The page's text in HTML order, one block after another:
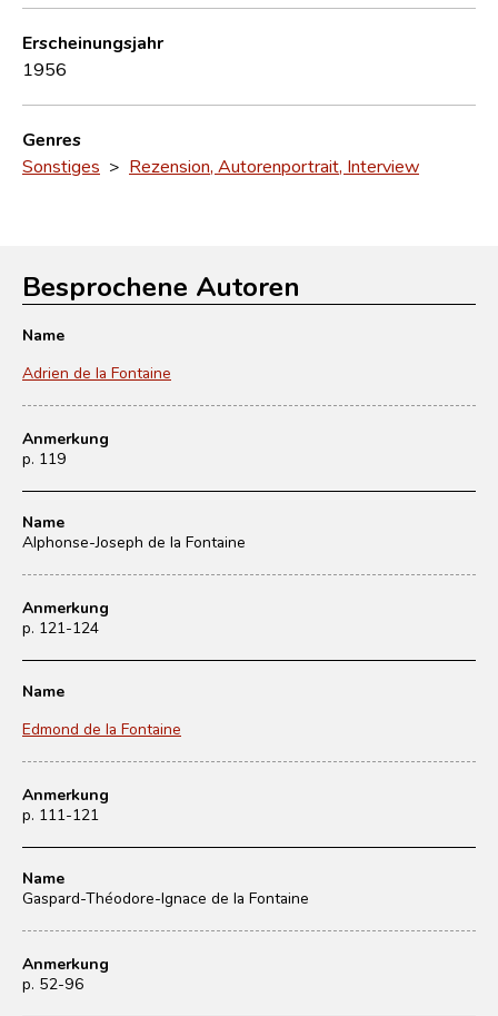
Erscheinungsjahr
1956
Genres
Sonstiges > Rezension, Autorenportrait, Interview
Besprochene Autoren
Name
Adrien de la Fontaine
Anmerkung
p. 119
Name
Alphonse-Joseph de la Fontaine
Anmerkung
p. 121-124
Name
Edmond de la Fontaine
Anmerkung
p. 111-121
Name
Gaspard-Théodore-Ignace de la Fontaine
Anmerkung
p. 52-96